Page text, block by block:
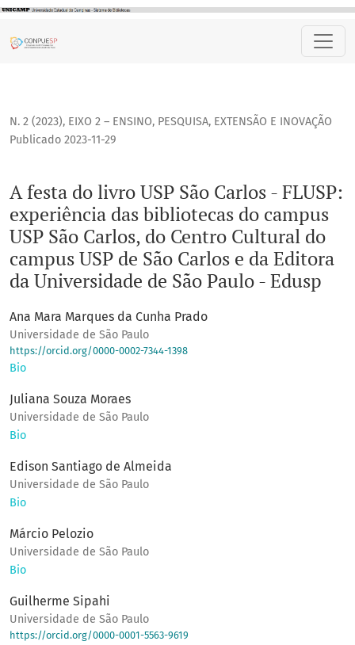
A festa do livro USP São Carlos - FLUSP: experiência das
N. 2 (2023), EIXO 2 – ENSINO, PESQUISA, EXTENSÃO E INOVAÇÃO
A festa do livro USP São Carlos - FLUSP:
experiência das bibliotecas do campus
USP São Carlos, do Centro Cultural do
campus USP de São Carlos e da Editora
da Universidade de São Paulo - Edusp
Publicado 2023-11-29
Ana Mara Marques da Cunha Prado
Universidade de São Paulo
https://orcid.org/0000-0002-7344-1398
Bio
Juliana Souza Moraes
Universidade de São Paulo
Bio
Edison Santiago de Almeida
Universidade de São Paulo
Bio
Márcio Pelozio
Universidade de São Paulo
Bio
Guilherme Sipahi
Universidade de São Paulo
https://orcid.org/0000-0001-5563-9619